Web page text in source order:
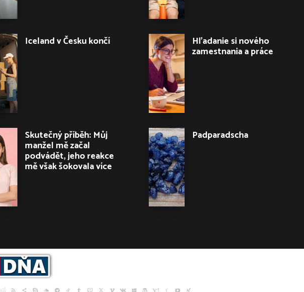
Iceland v Česku končí
Skutečný příběh: Můj
manžel mě začal
podvádět, jeho reakce
mě však šokovala více
Hľadanie si nového
zamestnania a práce
Padparadscha